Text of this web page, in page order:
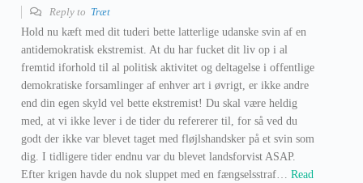
Reply to Træt
Hold nu kæft med dit tuderi bette latterlige udanske svin af en
antidemokratisk ekstremist. At du har fucket dit liv op i al
fremtid iforhold til al politisk aktivitet og deltagelse i offentlige
demokratiske forsamlinger af enhver art i øvrigt, er ikke andre
end din egen skyld vel bette ekstremist! Du skal være heldig
med, at vi ikke lever i de tider du refererer til, for så ved du
godt der ikke var blevet taget med fløjlshandsker på et svin som
dig. I tidligere tider endnu var du blevet landsforvist ASAP.
Efter krigen havde du nok sluppet med en fængselsstraf… Read